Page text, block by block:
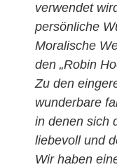
verwendet
persönliche
Moralische
den „Robin
Zu den
wunderbare
in denen sich
liebevoll und
Wir haben